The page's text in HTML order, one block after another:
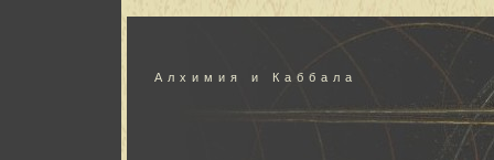
Алхимия и Каббала